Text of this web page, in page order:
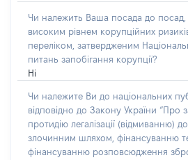
Чи належить Ваша посада до посад,
високим рівнем корупційних
переліком, затвердженим
питань запобігання корупції?
Ні
Чи належите Ви до національних
відповідно до Закону України “Про
протидію легалізації (відмиванню)
злочинним шляхом, фінансуванню
фінансуванню розповсюдження